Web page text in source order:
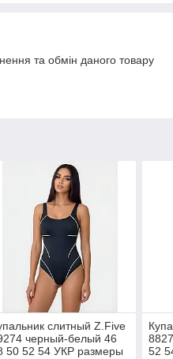
та обмін даного товару
слитный Z.Five
черный-белый 46
50 52 54 УКР размеры
52